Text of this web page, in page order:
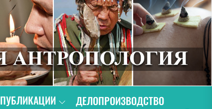
ПУБЛИКАЦИИ
ДЕЛОПРОИЗВОДСТВО